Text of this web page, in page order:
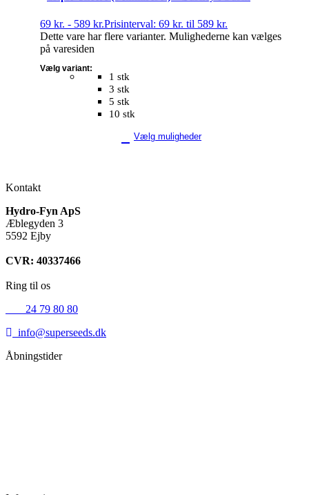
69 kr. - 589 kr.Prisinterval: 69 kr. til 589 kr.
1 stk
3 stk
5 stk
10 stk
Vælg variant:
Vælg muligheder
Dette vare har flere varianter. Mulighederne kan vælges
på varesiden
Kontakt
Hydro-Fyn ApS
Æblegyden 3
5592 Ejby
CVR: 40337466
Ring til os
24 79 80 80
info@superseeds.dk
Åbningstider